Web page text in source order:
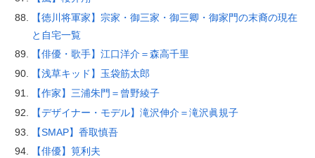
【徳川将軍家】宗家・御三家・御三卿・御家門の末裔の現在
と自宅一覧
【俳優・歌手】江口洋介＝森高千里
【浅草キッド】玉袋筋太郎
【作家】三浦朱門＝曾野綾子
【デザイナー・モデル】滝沢伸介＝滝沢眞規子
【SMAP】香取慎吾
【俳優】筧利夫